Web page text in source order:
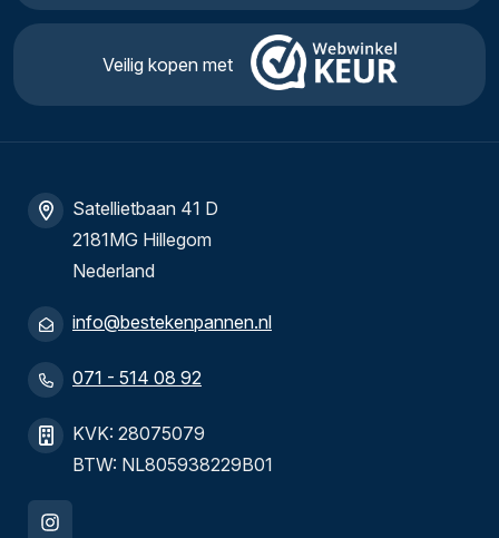
Veilig kopen met
Satellietbaan 41 D
2181MG Hillegom
Nederland
info@bestekenpannen.nl
071 - 514 08 92
KVK: 28075079
BTW: NL805938229B01